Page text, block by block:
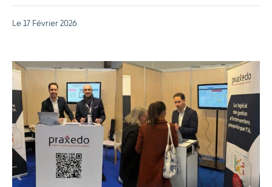
Le 17 Février 2026